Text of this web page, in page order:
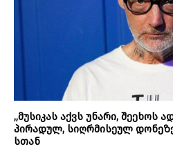
„მუსიკას აქვს უნარი, შეეხოს
პირადულ, სიღრმისეულ
სთან